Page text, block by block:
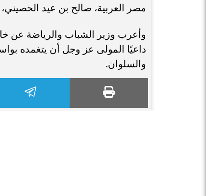
مصر العربية، صالح بن عيد
وأعرب وزير الشباب والرياضة عن
داعيًا المولى عز وجل أن يتغمده
والسلوان.